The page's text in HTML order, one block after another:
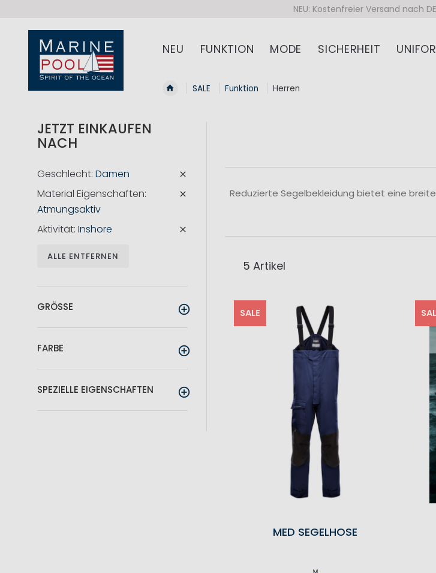
NEU: Kostenfreier Versand nach
NEU FUNKTION MODE SICHERHEIT
SALE Funktion Herren
Reduzierte Segelbekleidung bietet eine
5 Artikel
SALE
MED SEGELHOSE
JETZT EINKAUFEN
NACH
Geschlecht Damen
Material Eigenschaften
Atmungsaktiv
Aktivität Inshore
ALLE ENTFERNEN
GRÖSSE
FARBE
SPEZIELLE EIGENSCHAFTEN